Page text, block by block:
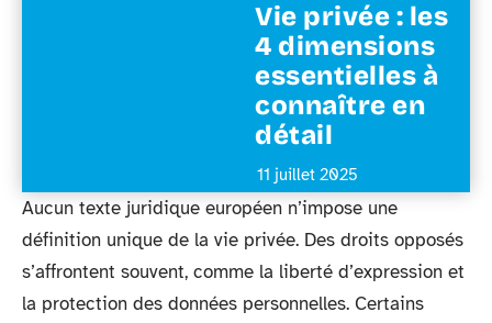
Vie privée : les
4 dimensions
essentielles à
connaître en
détail
11 juillet 2025
Aucun texte juridique européen n’impose une
définition unique de la vie privée. Des droits opposés
s’affrontent souvent, comme la liberté d’expression et
la protection des données personnelles. Certains